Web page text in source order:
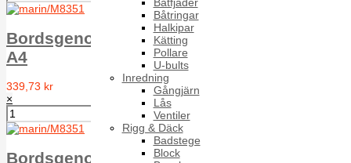
Båtringar
Halkipar
Kätting
Pollare
U-bults
Inredning
Gångjärn
Lås
Ventiler
Rigg & Däck
Badstege
Block
Bordsgenomföring Kullrig Syrafast 1 1/2",
A4
339,73 kr
×
Bordsgenomföring Kullrig Syrafast 1 1/4",